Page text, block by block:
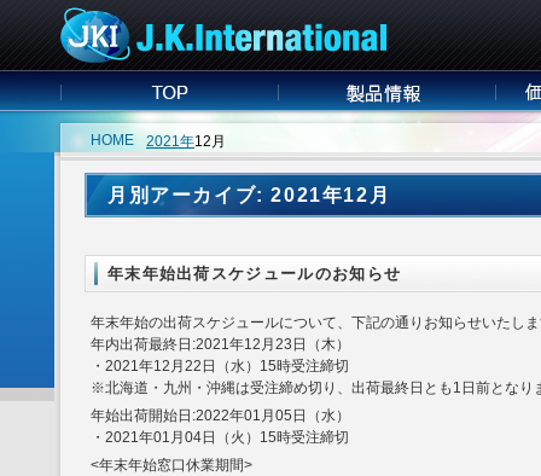
HOME 2021年12月
月別アーカイブ: 2021年12月
年末年始出荷スケジュールのお知らせ
年末年始の出荷スケジュールについて、下記の通りお知らせいたし
年内出荷最終日:2021年12月23日（木）
・2021年12月22日（水）15時受注締切
※北海道・九州・沖縄は受注締め切り、出荷最終日とも1日前となり
年始出荷開始日:2022年01月05日（水）
・2021年01月04日（火）15時受注締切
<年末年始窓口休業期間>